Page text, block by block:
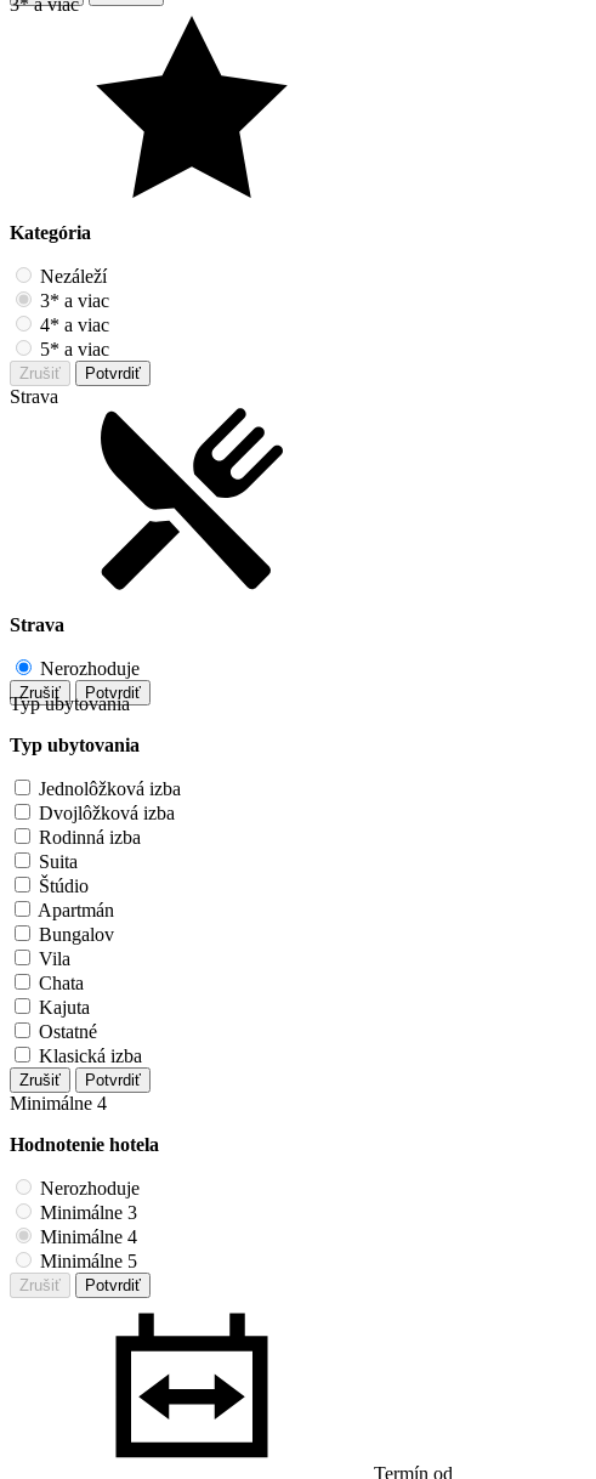
3* a viac
Kategória
Nezáleží
3* a viac
4* a viac
5* a viac
Zrušiť Potvrdiť
Strava
Strava
Nerozhoduje
Zrušiť Potvrdiť
Typ ubytovania
Typ ubytovania
Jednolôžková izba
Dvojlôžková izba
Rodinná izba
Suita
Štúdio
Apartmán
Bungalov
Vila
Chata
Kajuta
Ostatné
Klasická izba
Zrušiť Potvrdiť
Minimálne 4
Hodnotenie hotela
Nerozhoduje
Minimálne 3
Minimálne 4
Minimálne 5
Zrušiť Potvrdiť
Termín od